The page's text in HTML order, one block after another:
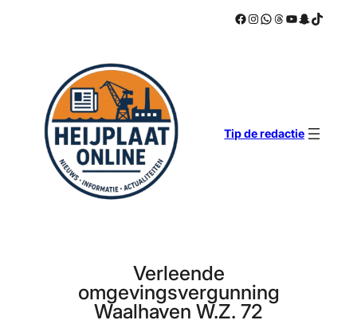
Facebook
Instagram
WhatsApp
Threads
YouTube
Snapchat
TikTok
Tip de redactie
Verleende
omgevingsvergunning
Waalhaven W.Z. 72